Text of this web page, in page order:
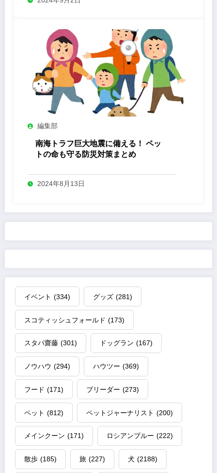
編集部
南海トラフ巨大地震に備える！ ペッ
トの命も守る防災対策まとめ
2024年8月13日
イベント (334) グッズ (281)
スコティッシュフォールド (173)
スタパ齋藤 (301) ドッグラン (167)
ノウハウ (294) ハウツー (369)
フード (171) ブリーダー (273)
ペット (812) ペットジャーナリスト (200)
メインクーン (171) ロシアンブルー (222)
散歩 (185) 旅 (227) 犬 (2188)